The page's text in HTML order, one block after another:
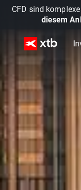
CFD sind
diesem